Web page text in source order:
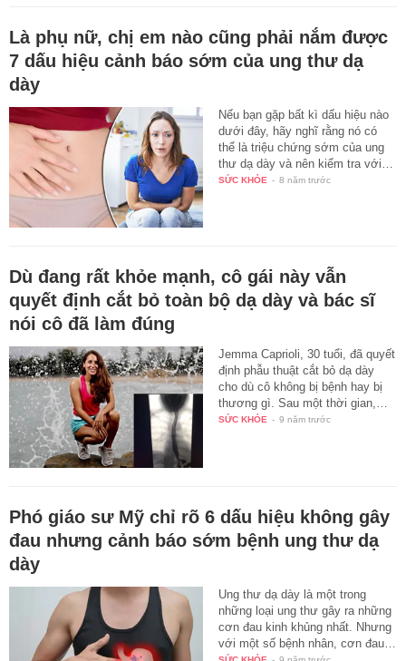
Là phụ nữ, chị em nào cũng phải nắm được
7 dấu hiệu cảnh báo sớm của ung thư dạ
dày
Nếu bạn gặp bất kì dấu hiệu nào
dưới đây, hãy nghĩ rằng nó có
thể là triệu chứng sớm của ung
thư dạ dày và nên kiểm tra với…
SỨC KHỎE - 8 năm trước
Dù đang rất khỏe mạnh, cô gái này vẫn
quyết định cắt bỏ toàn bộ dạ dày và bác sĩ
nói cô đã làm đúng
Jemma Caprioli, 30 tuổi, đã quyết
định phẫu thuật cắt bỏ dạ dày
cho dù cô không bị bệnh hay bị
thương gì. Sau một thời gian,…
SỨC KHỎE - 9 năm trước
Phó giáo sư Mỹ chỉ rõ 6 dấu hiệu không gây
đau nhưng cảnh báo sớm bệnh ung thư dạ
dày
Ung thư dạ dày là một trong
những loại ung thư gây ra những
cơn đau kinh khủng nhất. Nhưng
với một số bệnh nhân, cơn đau…